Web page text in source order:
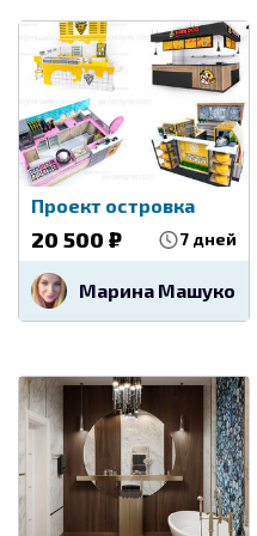
Проект островка
20 500 ₽ 7 дней
Марина Машукова